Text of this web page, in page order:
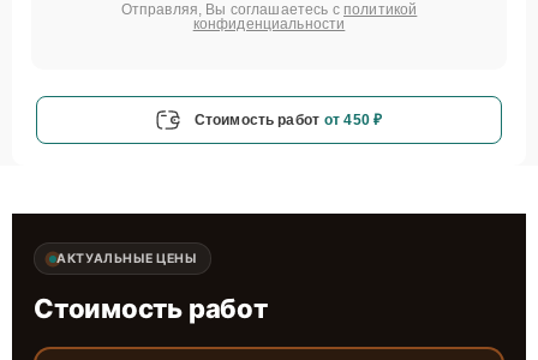
Отправляя, Вы соглашаетесь с политикой
конфиденциальности
Стоимость работ от 450 ₽
АКТУАЛЬНЫЕ ЦЕНЫ
Стоимость работ